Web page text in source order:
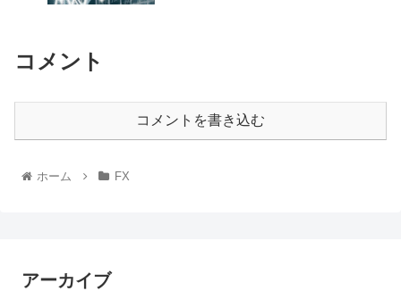
コメント
コメントを書き込む
ホーム FX
アーカイブ